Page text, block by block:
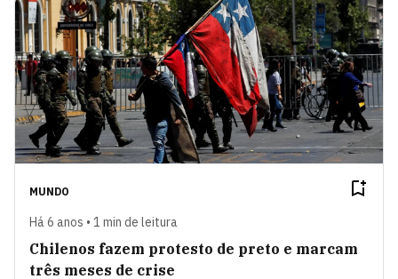
MUNDO
Há 6 anos • 1 min de leitura
Chilenos fazem protesto de preto e marcam
três meses de crise